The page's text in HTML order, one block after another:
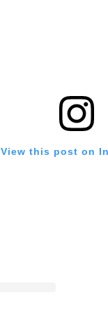
View this post on